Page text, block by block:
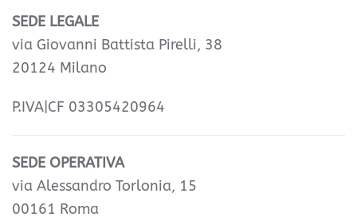
SEDE LEGALE
via Giovanni Battista Pirelli, 38
20124 Milano
P.IVA|CF 03305420964
SEDE OPERATIVA
via Alessandro Torlonia, 15
00161 Roma